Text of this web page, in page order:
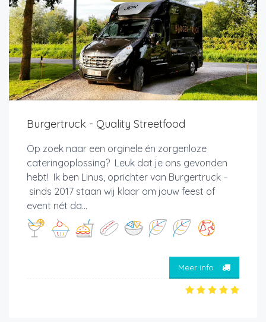
Burgertruck - Quality Streetfood
Op zoek naar een orginele én zorgenloze
cateringoplossing? Leuk dat je ons gevonden
hebt! Ik ben Linus, oprichter van Burgertruck –
sinds 2017 staan wij klaar om jouw feest of
event nét da...
Meer info